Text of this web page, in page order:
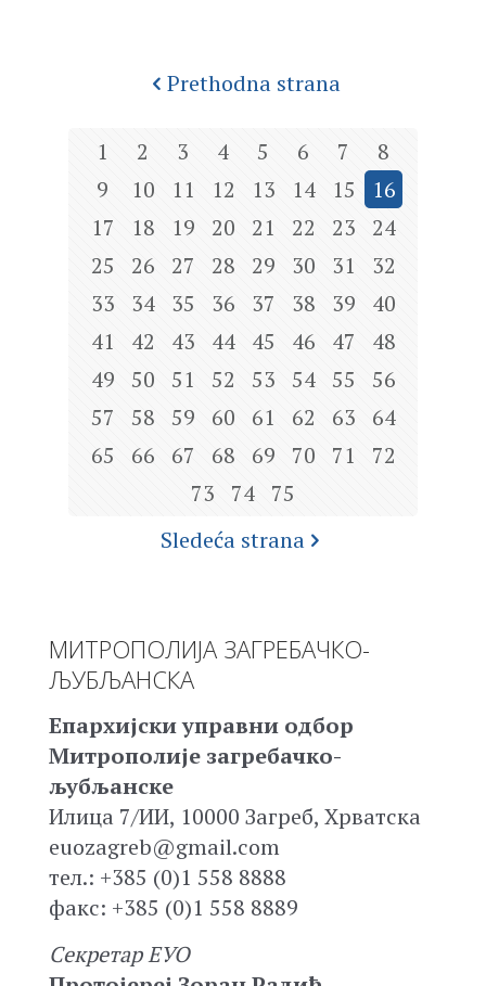
Prethodna strana
1 2 3 4 5 6 7
8
9
10 11 12 13 14 15
16
17
18 19 20 21 22 23
24
25
26 27 28 29 30 31
32
33
34 35 36 37 38 39
40
41
42 43 44 45 46 47
48
49
50 51 52 53 54 55
56
57
58 59 60 61 62 63
64
65
66 67 68 69 70 71
72
73
74 75
Sledeća strana
МИТРОПОЛИЈА ЗАГРЕБАЧКО-
ЉУБЉАНСКА
Епархијски управни одбор
Митрополије загребачко-
љубљанске
Илица 7/ИИ, 10000 Загреб, Хрватска
euozagreb@gmail.com
тел.: +385 (0)1 558 8888
факс: +385 (0)1 558 8889
Секретар ЕУО